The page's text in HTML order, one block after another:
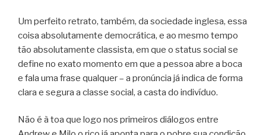
Um perfeito retrato, também, da sociedade inglesa, essa
coisa absolutamente democrática, e ao mesmo tempo
tão absolutamente classista, em que o status social se
define no exato momento em que a pessoa abre a boca
e fala uma frase qualquer – a pronúncia já indica de forma
clara e segura a classe social, a casta do indivíduo.
Não é à toa que logo nos primeiros diálogos entre